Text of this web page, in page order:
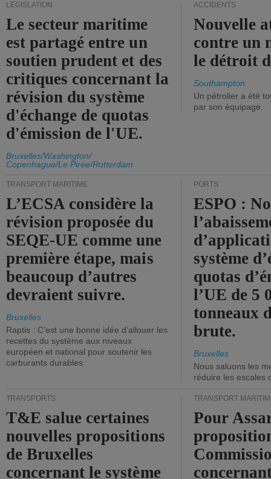
LÉGISLATION
Le secteur maritime
est partagé entre un
soutien prudent et des
critiques concernant la
révision du système
d'échange de quotas
d'émission de l'UE.
Bruxelles/Washington/
Copenhague/Le Pirée/Rotterdam
ACCIDENTS
Nouvelle
contre un
le détroit
Southampton
Un pétrolier a été
par son équipage.
TRANSPORT MARITIME
L’ECSA considère la
révision proposée du
SEQE-UE comme une
première étape, mais
beaucoup d’autres
devraient suivre.
Bruxelles
Raptis : C’est une bonne idée d’allouer les
recettes du système aux niveaux
européen et national pour soutenir les
carburants durables.
PORTS
ESPO :
système
quotas
l’UE de 5
tonneaux
brute.
Bruxelles
Nous saluons les
réduire les escales
TRANSPORTS
T&E salue certaines
nouvelles propositions
de Bruxelles
concernant le système
TRANSPORT
Pour